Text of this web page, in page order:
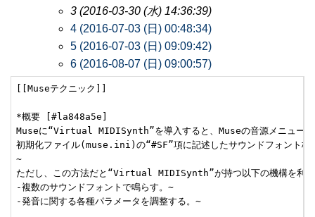
3 (2016-03-30 (水) 14:36:39)
4 (2016-07-03 (日) 00:48:34)
5 (2016-07-03 (日) 09:09:42)
6 (2016-08-07 (日) 09:00:57)
[[Museテクニック]]
*概要 [#la848a5e]
Museに“Virtual MIDISynth”を導入すると、Museの音源メニューか
初期化ファイル(muse.ini)の“#SF”項に記述したサウンドフォント格
~
ただし、この方法だと“Virtual MIDISynth”が持つ以下の機構を利用
-複数のサウンドフォントで鳴らす。~
-発音に関する各種パラメータを調整する。~